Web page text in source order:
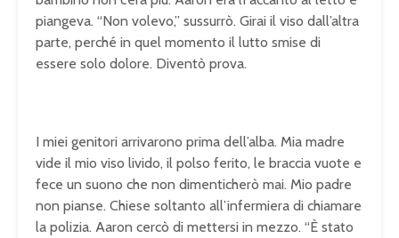
piangeva. “Non volevo,” sussurrò. Girai il viso dall’altra
parte, perché in quel momento il lutto smise di
essere solo dolore. Diventò prova.
I miei genitori arrivarono prima dell’alba. Mia madre
vide il mio viso livido, il polso ferito, le braccia vuote e
fece un suono che non dimenticherò mai. Mio padre
non pianse. Chiese soltanto all’infermiera di chiamare
la polizia. Aaron cercò di mettersi in mezzo. “È stato